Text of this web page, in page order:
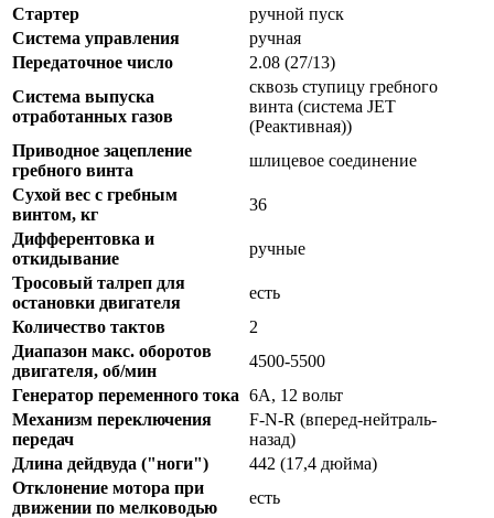
Стартер
ручной пуск
Система управления
ручная
Передаточное число
2.08 (27/13)
Система выпуска
отработанных газов
сквозь ступицу гребного
винта (система JET
(Реактивная))
Приводное зацепление
гребного винта
шлицевое соединение
Сухой вес с гребным
винтом, кг
36
Дифферентовка и
откидывание
ручные
Тросовый талреп для
остановки двигателя
есть
Количество тактов
2
Диапазон макс. оборотов
двигателя, об/мин
4500-5500
Генератор переменного тока 6А, 12 вольт
Механизм переключения
передач
F-N-R (вперед-нейтраль-
назад)
Длина дейдвуда ("ноги")
442 (17,4 дюйма)
Отклонение мотора при
движении по мелководью
есть